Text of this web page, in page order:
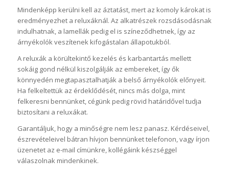
Mindenképp kerülni kell az áztatást, mert az komoly károkat is
eredményezhet a reluxáknál. Az alkatrészek rozsdásodásnak
indulhatnak, a lamellák pedig el is színeződhetnek, így az
árnyékolók veszítenek kifogástalan állapotukból.
A reluxák a körültekintő kezelés és karbantartás mellett
sokáig gond nélkül kiszolgálják az embereket, így ők
könnyedén megtapasztalhatják a belső árnyékolók előnyeit.
Ha felkeltettük az érdeklődését, nincs más dolga, mint
felkeresni bennünket, cégünk pedig rövid határidővel tudja
biztosítani a reluxákat.
Garantáljuk, hogy a minőségre nem lesz panasz. Kérdéseivel,
észrevételeivel bátran hívjon bennünket telefonon, vagy írjon
üzenetet az e-mail címünkre, kollégáink készséggel
válaszolnak mindenkinek.